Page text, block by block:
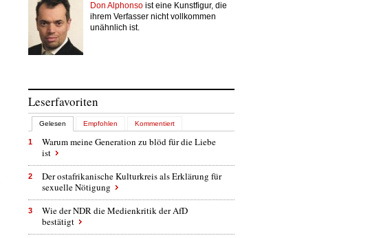
Don Alphonso ist eine Kunstfigur, die
ihrem Verfasser nicht vollkommen
unähnlich ist.
Leserfavoriten
Gelesen Empfohlen Kommentiert
1
Warum meine Generation zu blöd für die Liebe
ist
2
Der ostafrikanische Kulturkreis als Erklärung für
sexuelle Nötigung
3
Wie der NDR die Medienkritik der AfD
bestätigt